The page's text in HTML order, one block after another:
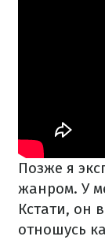
Позже я
жанром. У
Кстати, он
отношусь